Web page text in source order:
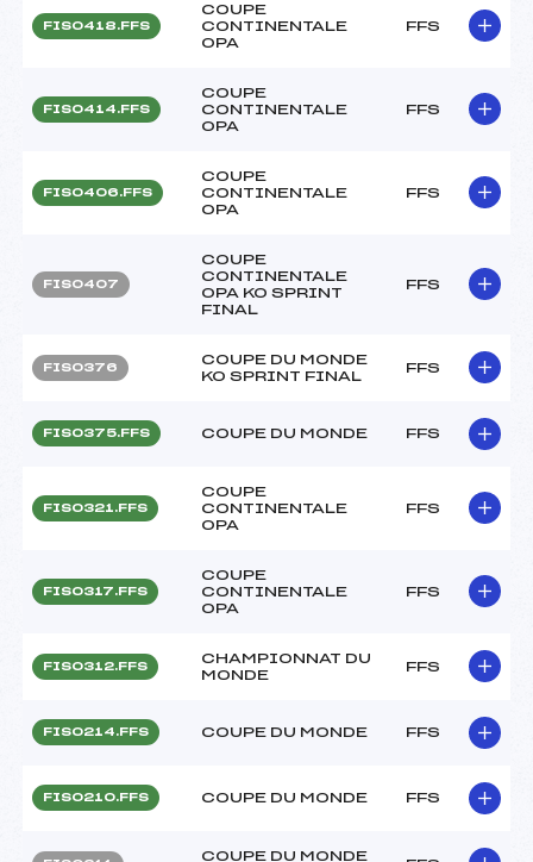
FIS0418.FFS
COUPE
CONTINENTALE
OPA
FFS
FIS0414.FFS
COUPE
CONTINENTALE
OPA
FFS
FIS0406.FFS
COUPE
CONTINENTALE
OPA
FFS
FIS0407
COUPE
CONTINENTALE
OPA KO SPRINT
FINAL
FFS
FIS0376
COUPE DU MONDE
KO SPRINT FINAL
FFS
FIS0375.FFS COUPE DU MONDE FFS
FIS0321.FFS
COUPE
CONTINENTALE
OPA
FFS
FIS0317.FFS
COUPE
CONTINENTALE
OPA
FFS
FIS0312.FFS
CHAMPIONNAT DU
MONDE
FFS
FIS0214.FFS COUPE DU MONDE FFS
FIS0210.FFS COUPE DU MONDE FFS
COUPE DU MONDE